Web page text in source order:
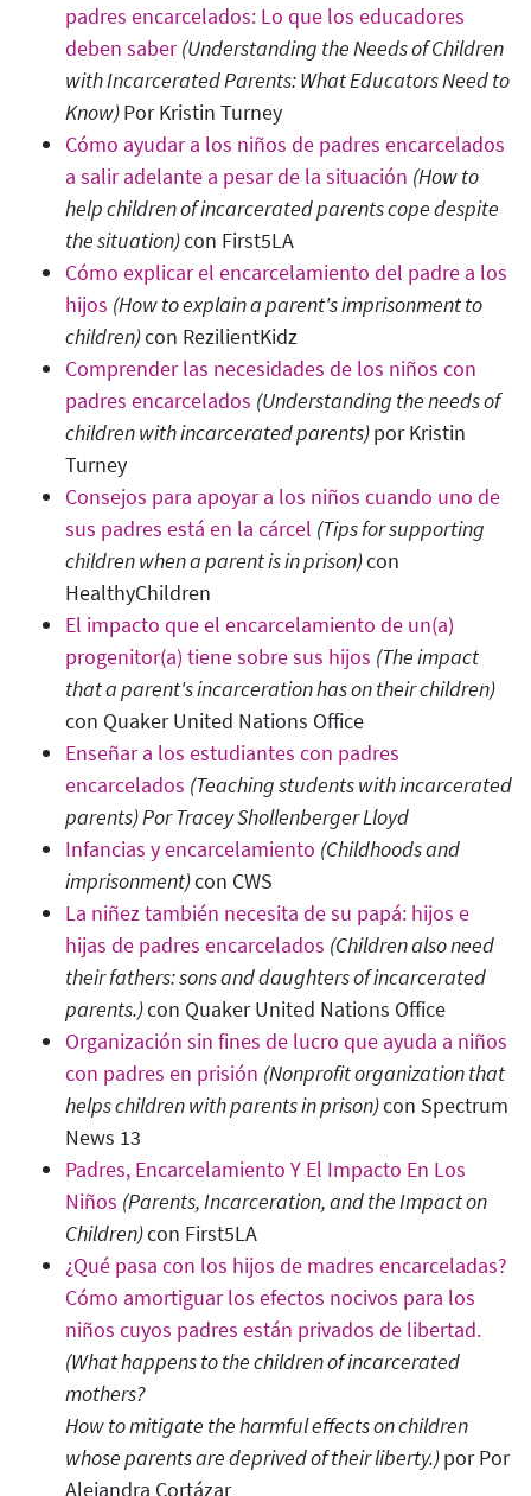
padres encarcelados: Lo que los educadores
deben saber (Understanding the Needs of Children
with Incarcerated Parents: What Educators Need to
Know)Por Kristin Turney
Cómo ayudar a los niños de padres encarcelados
a salir adelante a pesar de la situación (How to
help children of incarcerated parents cope despite
the situation)con First5LA
Cómo explicar el encarcelamiento del padre a los
hijos (How to explain a parent's imprisonment to
children)con RezilientKidz
Comprender las necesidades de los niños con
padres encarcelados (Understanding the needs of
children with incarcerated parents)por Kristin
Turney
Consejos para apoyar a los niños cuando uno de
sus padres está en la cárcel (Tips for supporting
children when a parent is in prison)con
HealthyChildren
El impacto que el encarcelamiento de un(a)
progenitor(a) tiene sobre sus hijos (The impact
that a parent's incarceration has on their children)
con Quaker United Nations Office
Enseñar a los estudiantes con padres
encarcelados (Teaching students with incarcerated
parents) Por Tracey Shollenberger Lloyd
Infancias y encarcelamiento (Childhoods and
imprisonment)con CWS
La niñez también necesita de su papá: hijos e
hijas de padres encarcelados (Children also need
their fathers: sons and daughters of incarcerated
parents.)con Quaker United Nations Office
Organización sin fines de lucro que ayuda a niños
con padres en prisión (Nonprofit organization that
helps children with parents in prison)con Spectrum
News 13
Padres, Encarcelamiento Y El Impacto En Los
Niños (Parents, Incarceration, and the Impact on
Children)con First5LA
¿Qué pasa con los hijos de madres encarceladas?
Cómo amortiguar los efectos nocivos para los
niños cuyos padres están privados de libertad.
(What happens to the children of incarcerated
mothers?
How to mitigate the harmful effects on children
whose parents are deprived of their liberty.)por Por
Alejandra Cortázar